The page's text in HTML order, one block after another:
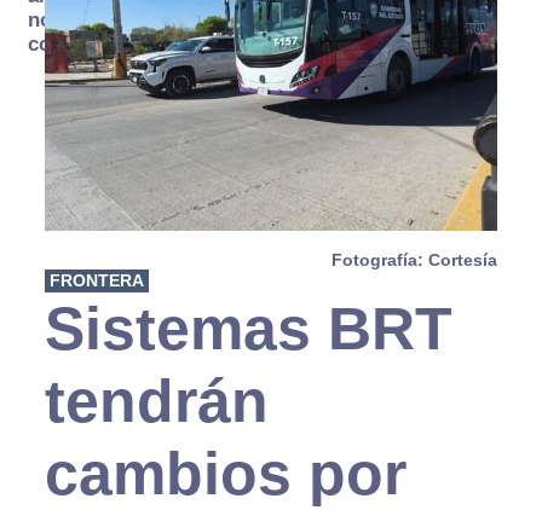
no se
consume
Fotografía: Cortesía
FRONTERA
Sistemas BRT
tendrán
cambios por